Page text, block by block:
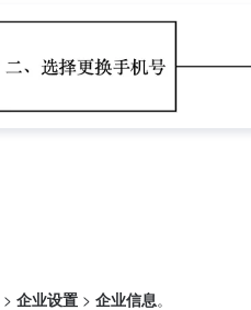
> 企业设置 > 企业信息。